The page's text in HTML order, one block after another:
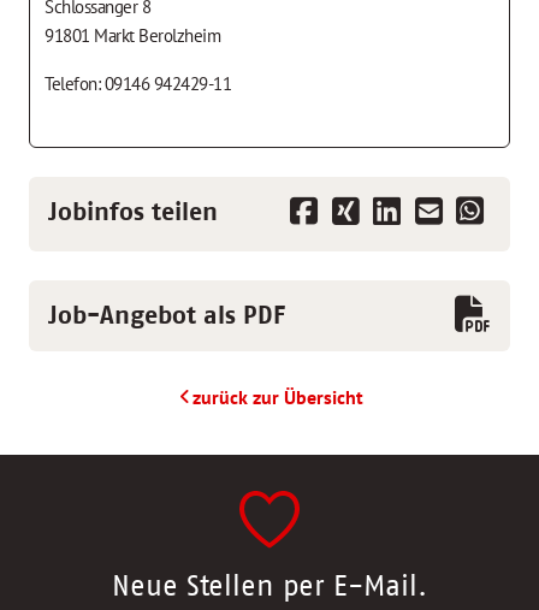
Schlossanger 8
91801 Markt Berolzheim
Telefon: 09146 942429-11
Jobinfos teilen
Job-Angebot als PDF
zurück zur Übersicht
Neue Stellen per E-Mail.